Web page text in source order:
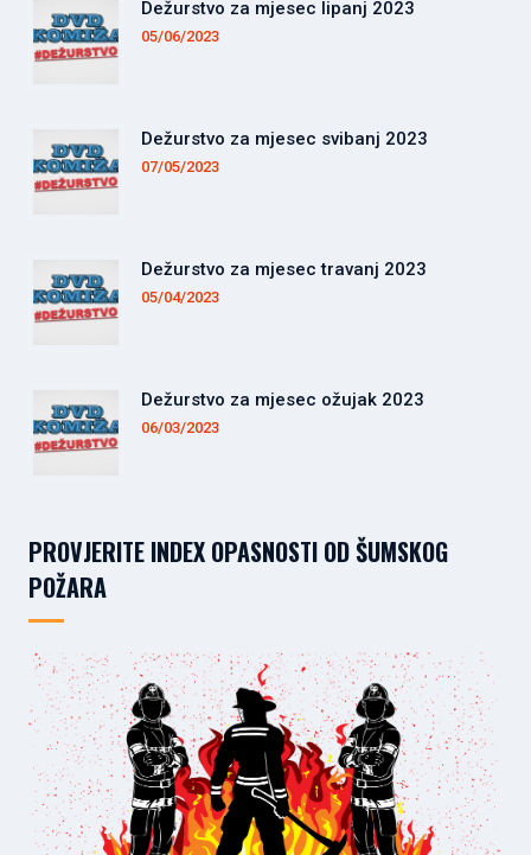
Dežurstvo za mjesec lipanj 2023
05/06/2023
Dežurstvo za mjesec svibanj 2023
07/05/2023
Dežurstvo za mjesec travanj 2023
05/04/2023
Dežurstvo za mjesec ožujak 2023
06/03/2023
PROVJERITE INDEX OPASNOSTI OD ŠUMSKOG
POŽARA